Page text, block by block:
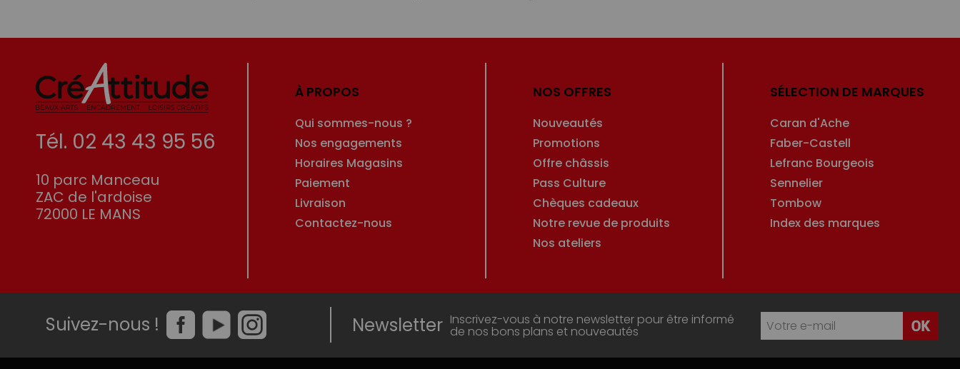
Tél. 02 43 43 95 56
10 parc Manceau
ZAC de l'ardoise
72000 LE MANS
À PROPOS
Qui sommes-nous ?
Nos engagements
Horaires Magasins
Paiement
Livraison
Contactez-nous
NOS OFFRES
Nouveautés
Promotions
Offre châssis
Pass Culture
Chèques cadeaux
Notre revue de produits
Nos ateliers
SÉLECTION DE MARQUES
Caran d'Ache
Faber-Castell
Lefranc Bourgeois
Sennelier
Tombow
Index des marques
Suivez-nous ! Newsletter Inscrivez-vous à notre newsletter pour être informé
de nos bons plans et nouveautés